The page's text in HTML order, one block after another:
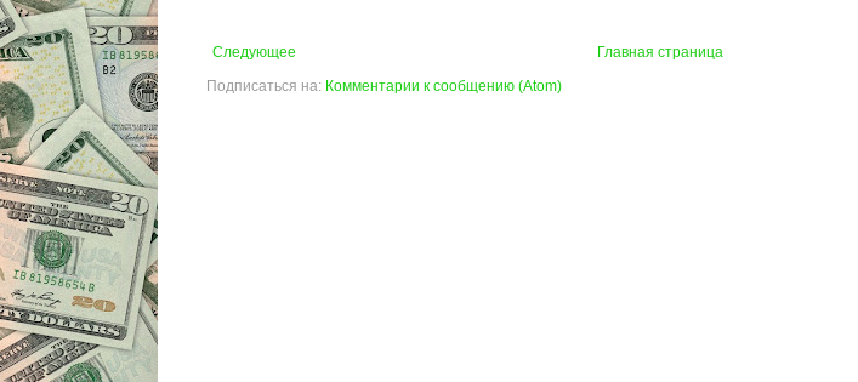
Следующее
Главная страница
Подписаться на: Комментарии к сообщению (Atom)